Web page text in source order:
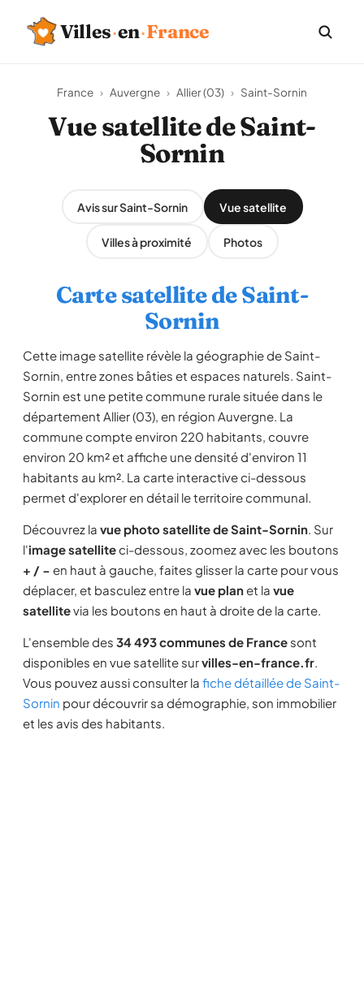
Villes·en·France
France › Auvergne › Allier (03) › Saint-Sornin
Vue satellite de Saint-
Sornin
Avis sur Saint-Sornin Vue satellite
Villes à proximité Photos
Carte satellite de Saint-
Sornin
Cette image satellite révèle la géographie de Saint-
Sornin, entre zones bâties et espaces naturels. Saint-
Sornin est une petite commune rurale située dans le
département Allier (03), en région Auvergne. La
commune compte environ 220 habitants, couvre
environ 20 km² et affiche une densité d'environ 11
habitants au km². La carte interactive ci-dessous
permet d'explorer en détail le territoire communal.
Découvrez la vue photo satellite de Saint-Sornin. Sur
l'image satelliteci-dessous, zoomez avec les boutons
+ / − en haut à gauche, faites glisser la carte pour vous
déplacer, et basculez entre la vue planet la vue
satellitevia les boutons en haut à droite de la carte.
L'ensemble des 34 493 communes de France sont
disponibles en vue satellite survilles-en-france.fr.
Vous pouvez aussi consulter la fiche détaillée de Saint-
Sornin pour découvrir sa démographie, son immobilier
et les avis des habitants.